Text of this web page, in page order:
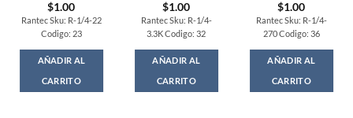
$1.00
Rantec Sku: R-1/4-22
Codigo: 23
AÑADIR AL
CARRITO
$1.00
Rantec Sku: R-1/4-
3.3K Codigo: 32
AÑADIR AL
CARRITO
$1.00
Rantec Sku: R-1/4-
270 Codigo: 36
AÑADIR AL
CARRITO